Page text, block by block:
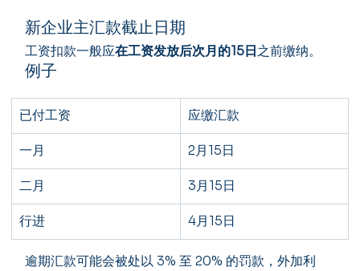
新企业主汇款截止日期
工资扣款一般应在工资发放后次月的15日之前缴纳。
例子
已付工资 应缴汇款
一月 2月15日
二月 3月15日
行进 4月15日
逾期汇款可能会被处以 3% 至 20% 的罚款，外加利